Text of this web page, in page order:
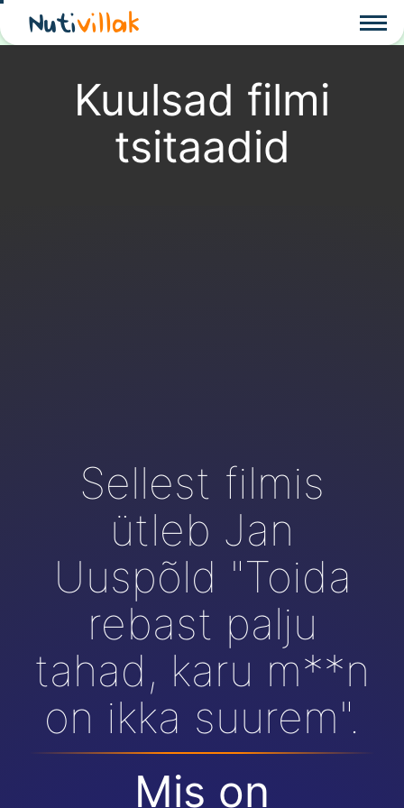
Nutivillak
Kuulsad filmi
tsitaadid
Sellest filmis
ütleb Jan
Uuspõld "Toida
rebast palju
tahad, karu m**n
on ikka suurem".
Mis on